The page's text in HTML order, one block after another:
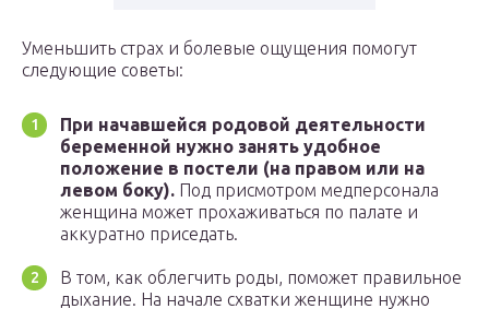
Уменьшить страх и болевые ощущения помогут
следующие советы:
При начавшейся родовой деятельности
беременной нужно занять удобное
положение в постели (на правом или на
левом боку). Под присмотром медперсонала
женщина может прохаживаться по палате и
аккуратно приседать.
В том, как облегчить роды, поможет правильное
дыхание. На начале схватки женщине нужно